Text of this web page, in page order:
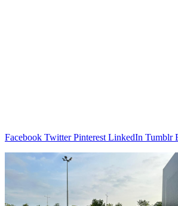
Facebook Twitter Pinterest LinkedIn Tumblr